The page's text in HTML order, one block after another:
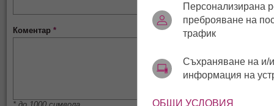
Коментар*
Персонализирана
преброяване на
трафик
Съхраняване на и/
информация на
ОБЩИ УСЛОВИЯ